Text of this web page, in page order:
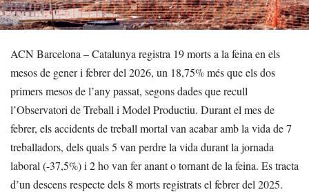
ACN Barcelona – Catalunya registra 19 morts a la feina en els
mesos de gener i febrer del 2026, un 18,75% més que els dos
primers mesos de l’any passat, segons dades que recull
l’Observatori de Treball i Model Productiu. Durant el mes de
febrer, els accidents de treball mortal van acabar amb la vida de 7
treballadors, dels quals 5 van perdre la vida durant la jornada
laboral (-37,5%) i 2 ho van fer anant o tornant de la feina. Es tracta
d’un descens respecte dels 8 morts registrats el febrer del 2025.